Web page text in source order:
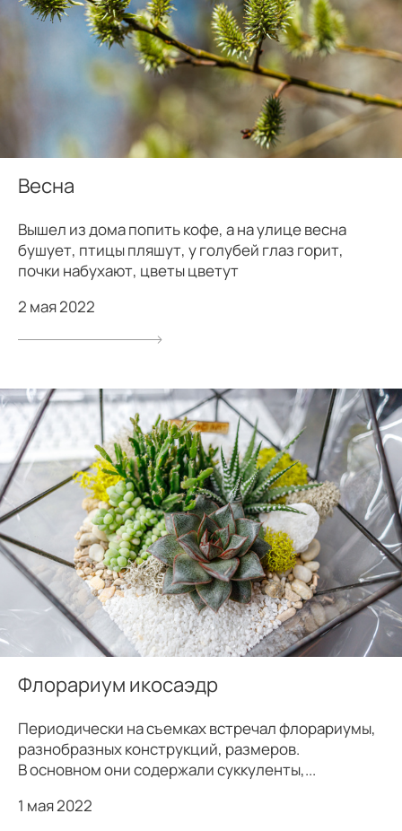
Весна
Вышел из дома попить кофе, а на улице весна
бушует, птицы пляшут, у голубей глаз горит,
почки набухают, цветы цветут
2 мая 2022
Флорариум икосаэдр
Периодически на съемках встречал флорариумы,
разнобразных конструкций, размеров.
В основном они содержали суккуленты,...
1 мая 2022